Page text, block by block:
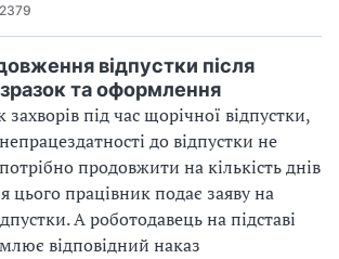
2379
відпустки після
та оформлення
під час щорічної відпустки,
до відпустки не
продовжити на кількість днів
цього працівник подає заяву на
А роботодавець на підставі
відповідний наказ